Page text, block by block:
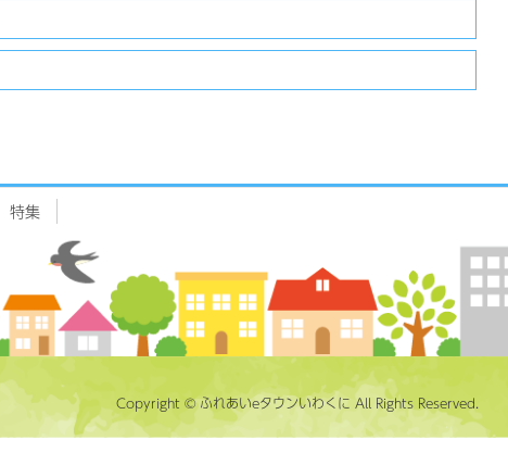
特集
Copyright © ふれあいeタウンいわくに All Rights Reserved.